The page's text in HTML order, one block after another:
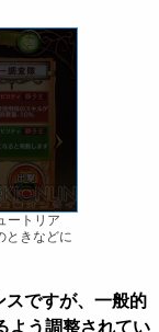
ートリア
ときなどに
ですが、一般的
よう調整されてい